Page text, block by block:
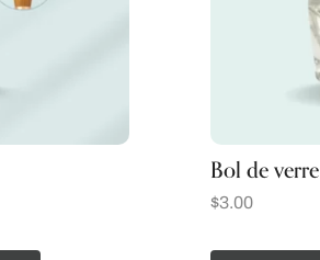
Bol de verre
$3.00